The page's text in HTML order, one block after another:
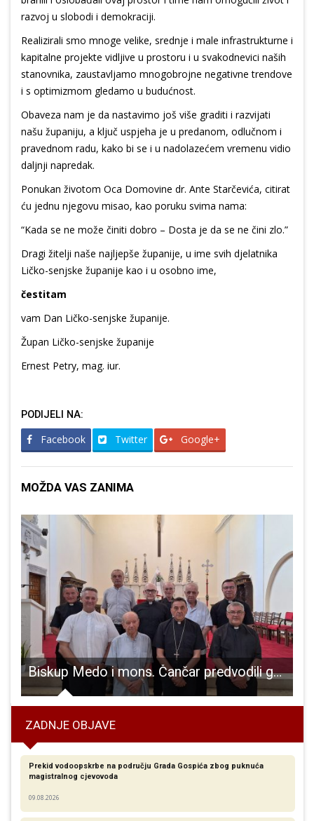
razvoj u slobodi i demokraciji.
Realizirali smo mnoge velike, srednje i male infrastrukturne i
kapitalne projekte vidljive u prostoru i u svakodnevici naših
stanovnika, zaustavljamo mnogobrojne negativne trendove
i s optimizmom gledamo u budućnost.
Obaveza nam je da nastavimo još više graditi i razvijati
našu županiju, a ključ uspjeha je u predanom, odlučnom i
pravednom radu, kako bi se i u nadolazećem vremenu vidio
daljnji napredak.
Ponukan životom Oca Domovine dr. Ante Starčevića, citirat
ću jednu njegovu misao, kao poruku svima nama:
“Kada se ne može činiti dobro – Dosta je da se ne čini zlo.”
Dragi žitelji naše najljepše županije, u ime svih djelatnika
Ličko-senjske županije kao i u osobno ime,
čestitam
vam Dan Ličko-senjske županije.
Župan Ličko-senjske županije
Ernest Petry, mag. iur.
PODIJELI NA:
Facebook Twitter Google+
MOŽDA VAS ZANIMA
Biskup Medo i mons. Čančar predvodili godišnju sjednicu Kaptola sv. Marije
ZADNJE OBJAVE
Prekid vodoopskrbe na području Grada Gospića zbog puknuća
magistralnog cjevovoda
09.08.2026